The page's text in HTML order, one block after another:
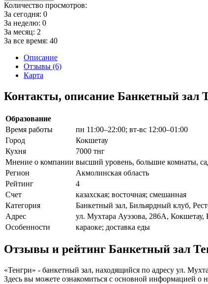
Количество просмотров:
За сегодня: 0
За неделю: 0
За месяц: 2
За все время: 40
Описание
Отзывы (6)
Карта
Контакты, описание Банкетный зал
Образование
Время работы
пн 11:00–22:00; вт-вс 12:00–01:00
Город
Кокшетау
Кухня
7000 тнг
Мнение о компании высший уровень, большие комнаты,
Регион
Акмолинская область
Рейтинг
4
Счет
казахская; восточная; смешанная
Категория
Банкетный зал, Бильярдный клуб,
Адрес
ул. Мухтара Ауэзова, 286А, Кокшетау,
Особенности
караоке; доставка еды
Отзывы и рейтинг Банкетный зал
«Тенгри» - банкетный зал, находящийся по адресу ул.
Здесь вы можете ознакомиться с основной информацией о